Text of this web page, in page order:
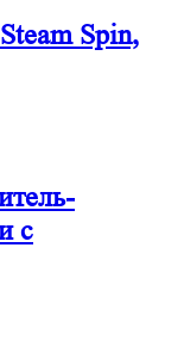
Spin,
с